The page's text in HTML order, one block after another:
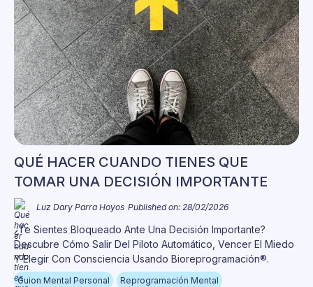
QUÉ HACER CUANDO TIENES QUE
TOMAR UNA DECISIÓN IMPORTANTE
Luz Dary Parra Hoyos Published on: 28/02/2026
¿Te Sientes Bloqueado Ante Una Decisión Importante?
Descubre Cómo Salir Del Piloto Automático, Vencer El Miedo
Y Elegir Con Consciencia Usando Bioreprogramación®.
Guion Mental Personal Reprogramación Mental